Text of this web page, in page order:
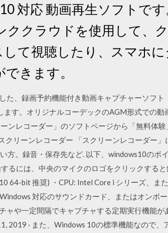
対応 動画再生ソフトで
ククラウドを使用して、
て視聴したり、スマホ
きます。
、録画予約機能付き動画キャプチャーソフト
す。オリジナルコーデックのAGM形式での動
ンレコーダー」のソフトページから「無料体
クリーンレコーダー 「スクリーンレコーダー
方。録音・保存先など. 以下、windows10のボ
るには、中央のマイクのロゴをクリックする
64-bit 推奨) ・CPU: Intel Core i シリーズ、ま
対応のサウンドカード、またはオンボ
ャや一定間隔でキャプチャする定期実行機能
2019 · また、Windows 10の標準機能なので、